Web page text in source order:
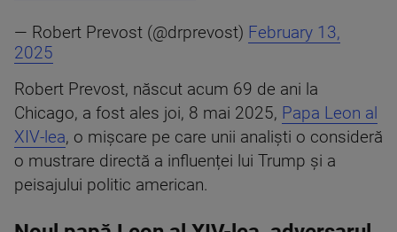
— Robert Prevost (@drprevost) February 13,
2025
Robert Prevost, născut acum 69 de ani la
Chicago, a fost ales joi, 8 mai 2025, Papa Leon al
XIV-lea, o mișcare pe care unii analiști o consideră
o mustrare directă a influenței lui Trump și a
peisajului politic american.